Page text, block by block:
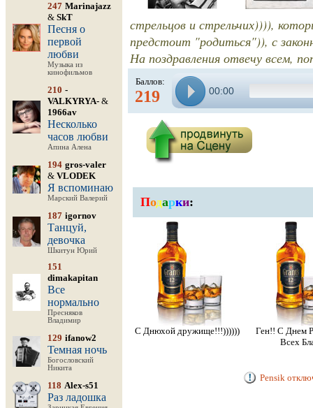
247 Marinajazz
& SkT
Песня о
первой
любви
Музыка из
кинофильмов
210 -
VALKYRYA- &
1966av
Несколько
часов любви
Апина Алена
194 gros-valer
& VLODEK
Я вспоминаю
Марский Валерий
187 igornov
Танцуй,
девочка
Шкитун Юрий
151
dimakapitan
Все
нормально
Пресняков
Владимир
129 ifanow2
Темная ночь
Богословский
Никита
118 Alex-s51
Раз ладошка
стрельцов и стрельчих)))),
предстоит "родиться")), с
На поздравления отвечу всем,
Баллов:
219 00:00
Подарки:
С Днюхой дружище!!!))))))
Ген!! С Днем
Всех
Pensik